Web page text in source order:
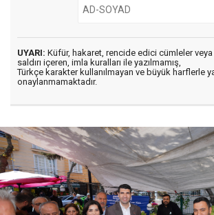
UYARI: Küfür, hakaret, rencide edici cümleler
saldırı içeren, imla kuralları ile yazılmamış,
Türkçe karakter kullanılmayan ve büyük harflerle
onaylanmamaktadır.